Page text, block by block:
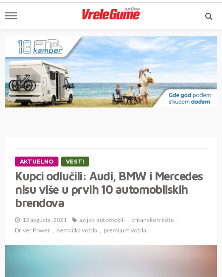
AKTUELNO VESTI
Kupci odlučili: Audi, BMW i Mercedes
nisu više u prvih 10 automobilskih
brendova
12 avgusta, 2021 azijski automobili
britansko tržište
Driver Power
nemačka vozila premijum vozila